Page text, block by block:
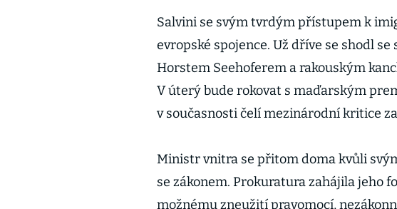
Salvini se svým tvrdým přístupem k
evropské spojence. Už dříve se shodl
Horstem Seehoferem a rakouským
V úterý bude rokovat s maďarským
v současnosti čelí mezinárodní kritice
Ministr vnitra se přitom doma kvůli
se zákonem. Prokuratura zahájila jeho
možnému zneužití pravomocí,